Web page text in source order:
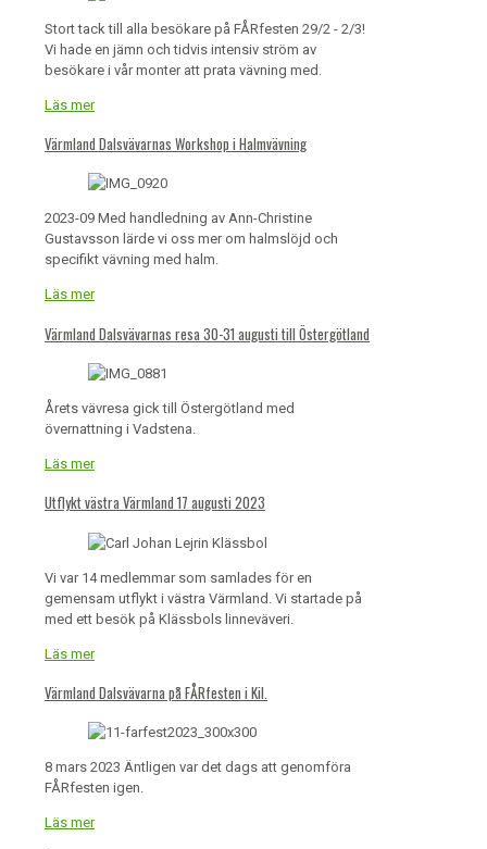
Stort tack till alla besökare på FÅRfesten 29/2 - 2/3!
Vi hade en jämn och tidvis intensiv ström av
besökare i vår monter att prata vävning med.
Läs mer
Värmland Dalsvävarnas Workshop i Halmvävning
2023-09 Med handledning av Ann-Christine
Gustavsson lärde vi oss mer om halmslöjd och
specifikt vävning med halm.
Läs mer
Värmland Dalsvävarnas resa 30-31 augusti till Östergötland
Årets vävresa gick till Östergötland med
övernattning i Vadstena.
Läs mer
Utflykt västra Värmland 17 augusti 2023
Vi var 14 medlemmar som samlades för en
gemensam utflykt i västra Värmland. Vi startade på
med ett besök på Klässbols linneväveri.
Läs mer
Värmland Dalsvävarna på FÅRfesten i Kil.
8 mars 2023 Äntligen var det dags att genomföra
FÅRfesten igen.
Läs mer